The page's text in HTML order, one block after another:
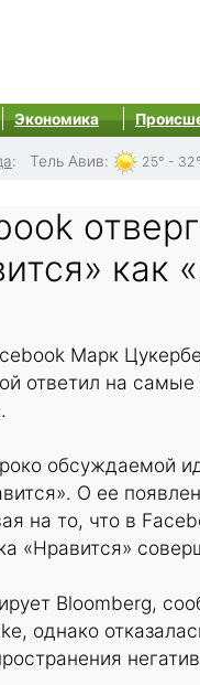
Экономика
: Тель Авив: 25° - 32°
как
Марк
ответил на
обсуждаемой
О ее
на то, что в
«Нравится»
Bloomberg,
однако